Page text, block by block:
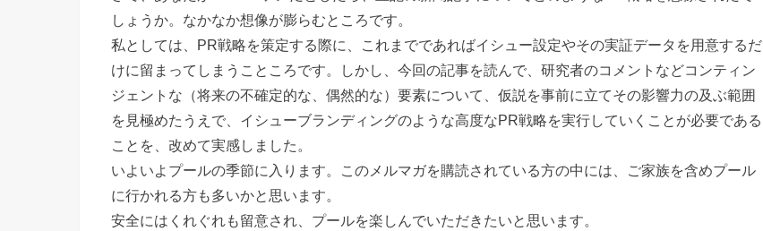
しょうか。なかなか想像が膨らむところです。
私としては、PR戦略を策定する際に、これまでであればイシュー設定やその実証データを用意するだ
けに留まってしまうこところです。しかし、今回の記事を読んで、研究者のコメントなどコンティン
ジェントな（将来の不確定的な、偶然的な）要素について、仮説を事前に立てその影響力の及ぶ範囲
を見極めたうえで、イシューブランディングのような高度なPR戦略を実行していくことが必要である
ことを、改めて実感しました。
いよいよプールの季節に入ります。このメルマガを購読されている方の中には、ご家族を含めプール
に行かれる方も多いかと思います。
安全にはくれぐれも留意され、プールを楽しんでいただきたいと思います。